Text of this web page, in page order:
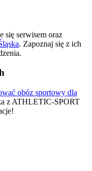
się serwisem oraz
. Zapoznaj się z ich
obóz sportowy dla
z ATHLETIC-SPORT